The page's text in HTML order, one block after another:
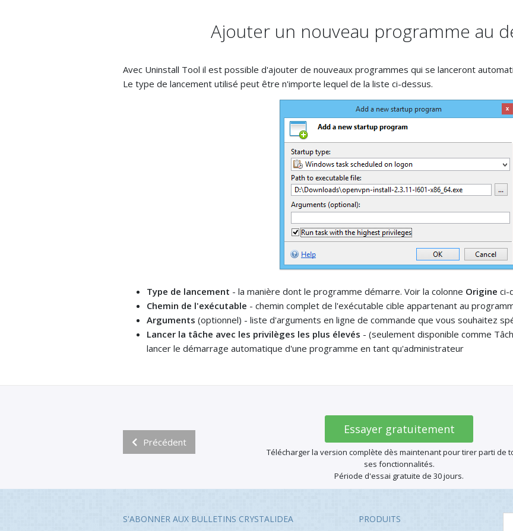
Ajouter un nouveau programme au
Avec Uninstall Tool il est possible d'ajouter de nouveaux programmes qui se lanceront
Le type de lancement utilisé peut être n'importe lequel de la liste ci-dessus.
Type de lancement - la manière dont le programme démarre. Voir la colonne Origine ci-
Chemin de l'exécutable - chemin complet de l'exécutable cible appartenant au
Arguments (optionnel) - liste d'arguments en ligne de commande que vous souhaitez
Lancer la tâche avec les privilèges les plus élevés - (seulement disponible comme
lancer le démarrage automatique d'une programme en tant qu'administrateur
Précédent
Essayer gratuitement
Télécharger la version complète dès maintenant pour tirer parti de
ses fonctionnalités.
Période d'essai gratuite de 30 jours.
S'ABONNER AUX BULLETINS CRYSTALIDEA PRODUITS